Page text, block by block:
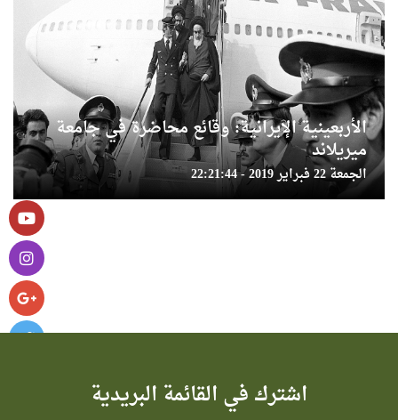
الأربعينية الإيرانية: وقائع محاضرة في جامعة
ميريلاند
الجمعة 22 فبراير 2019 - 22:21:44
اشترك في القائمة البريدية